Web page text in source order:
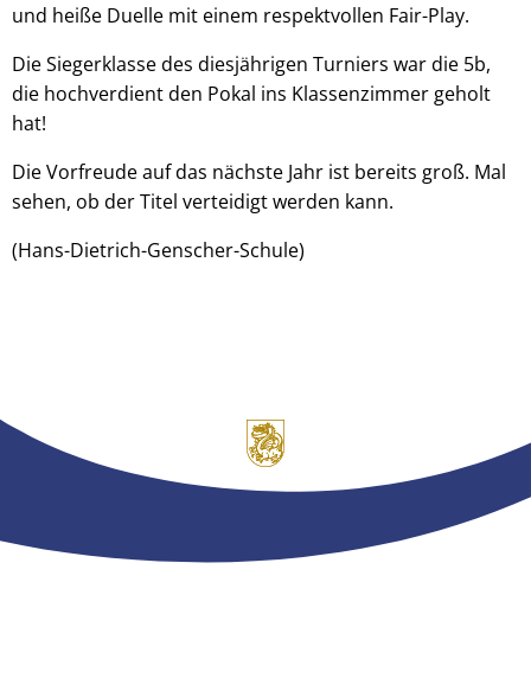
und heiße Duelle mit einem respektvollen Fair-Play.
Die Siegerklasse des diesjährigen Turniers war die 5b,
die hochverdient den Pokal ins Klassenzimmer geholt
hat!
Die Vorfreude auf das nächste Jahr ist bereits groß. Mal
sehen, ob der Titel verteidigt werden kann.
(Hans-Dietrich-Genscher-Schule)